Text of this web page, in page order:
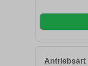
Antriebsart